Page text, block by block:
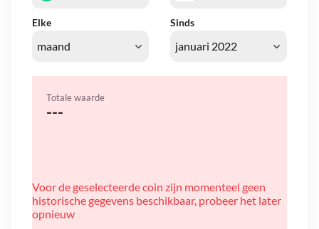
Elke Sinds
Totale waarde
---
Voor de geselecteerde coin zijn momenteel geen
historische gegevens beschikbaar, probeer het later
opnieuw